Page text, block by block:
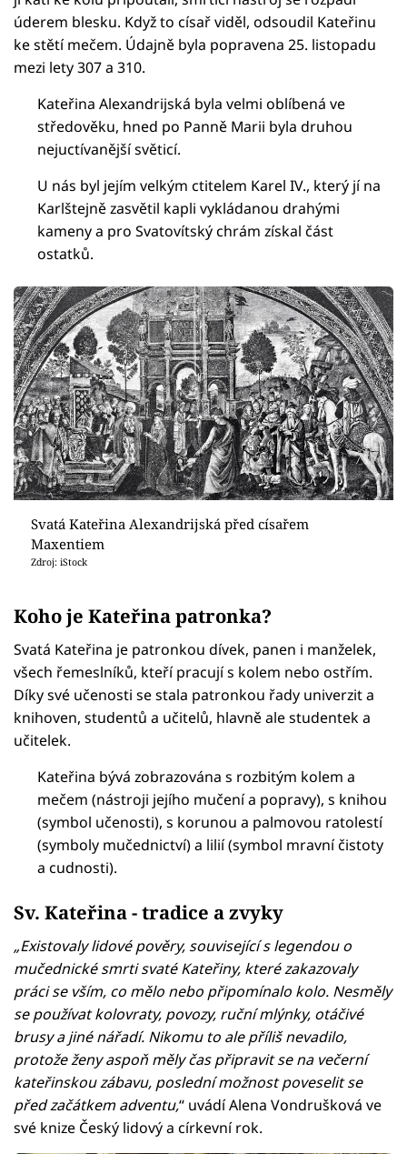
úderem blesku. Když to císař viděl, odsoudil Kateřinu
ke stětí mečem. Údajně byla popravena 25. listopadu
mezi lety 307 a 310.
Kateřina Alexandrijská byla velmi oblíbená ve
středověku, hned po Panně Marii byla druhou
nejuctívanější světicí.
U nás byl jejím velkým ctitelem Karel IV., který jí na
Karlštejně zasvětil kapli vykládanou drahými
kameny a pro Svatovítský chrám získal část
ostatků.
Svatá Kateřina Alexandrijská před císařem
Maxentiem
Zdroj: iStock
Koho je Kateřina patronka?
Svatá Kateřina je patronkou dívek, panen i manželek,
všech řemeslníků, kteří pracují s kolem nebo ostřím.
Díky své učenosti se stala patronkou řady univerzit a
knihoven, studentů a učitelů, hlavně ale studentek a
učitelek.
Kateřina bývá zobrazována s rozbitým kolem a
mečem (nástroji jejího mučení a popravy), s knihou
(symbol učenosti), s korunou a palmovou ratolestí
(symboly mučednictví) a lilií (symbol mravní čistoty
a cudnosti).
Sv. Kateřina - tradice a zvyky
„Existovaly lidové pověry, související s legendou o
mučednické smrti svaté Kateřiny, které zakazovaly
práci se vším, co mělo nebo připomínalo kolo. Nesměly
se používat kolovraty, povozy, ruční mlýnky, otáčivé
brusy a jiné nářadí. Nikomu to ale příliš nevadilo,
protože ženy aspoň měly čas připravit se na večerní
kateřinskou zábavu, poslední možnost poveselit se
před začátkem adventu,“ uvádí Alena Vondrušková ve
své knize Český lidový a církevní rok.